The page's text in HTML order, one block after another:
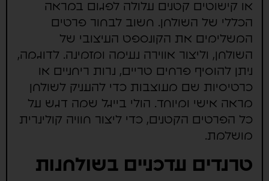
או קישוטים קטנים עלולה לפגום במראה
הכללי של השולחן. חשוב לבחור פרטים
המשלימים את הקונספט העיצובי של
השולחן, וליצור אווירה נעימה ומזמינה. לדוגמה,
ניתן להוסיף פרחים טריים, נרות ריחניים או
כרטיסיות שם מעוצבות כדי להעניק לשולחן
מראה אישי ומיוחד. הולי בייגל שמה דגש על
כל הפרטים הקטנים, כדי ליצור חוויה קולינרית
מושלמת.
טרנדים עדכניים בשולחנות